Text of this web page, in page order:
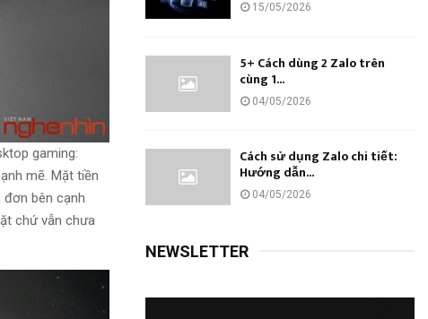
gaming:
mẽ. Mặt tiền
đơn bên cạnh
chứvẫn chưa
15/05/2026
5+ Cách dùng 2 Zalo trên
cùng 1...
04/05/2026
Cách sử dụng Zalo chi tiết:
Hướng dẫn...
04/05/2026
NEWSLETTER